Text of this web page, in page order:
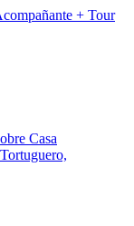
+ Tour
Casa